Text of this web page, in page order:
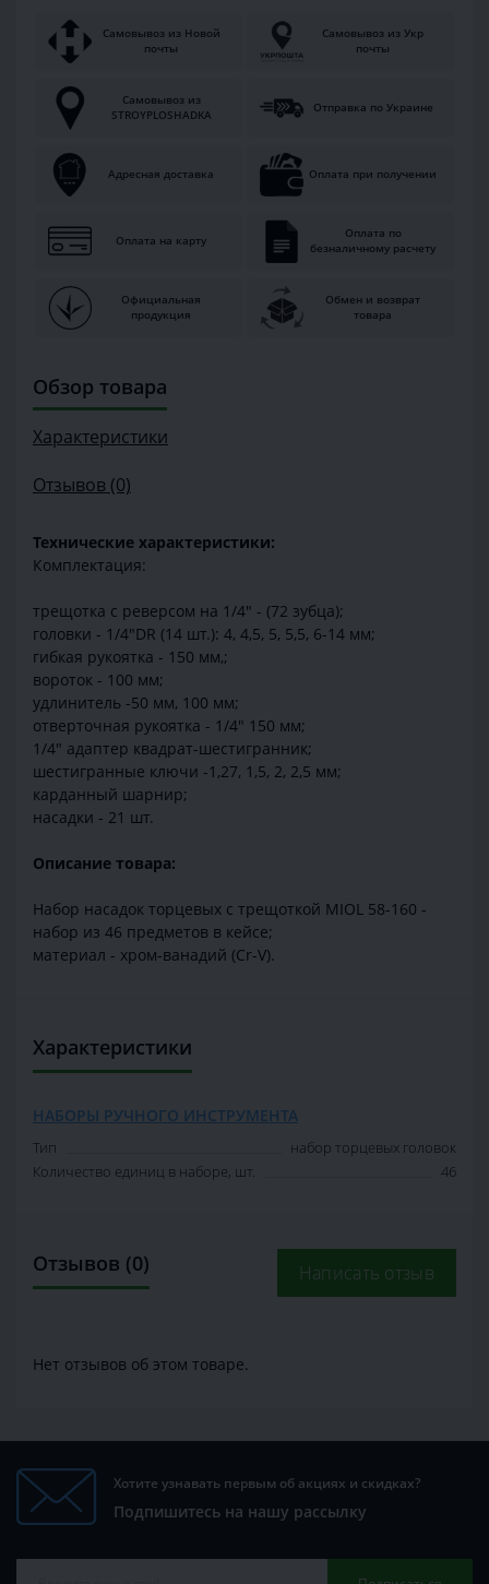
Самовывоз из Новой
почты
Самовывоз из Укр
почты
Самовывоз из
STROYPLOSHADKA
Отправка по Украине
Адресная доставка Оплата при получении
Оплата на карту
Оплата по
безналичному расчету
Официальная
продукция
Обмен и возврат
товара
Обзор товара
Характеристики
Отзывов (0)
Технические характеристики:
Комплектация:
трещотка с реверсом на 1/4" - (72 зубца);
головки - 1/4"DR (14 шт.): 4, 4,5, 5, 5,5, 6-14 мм;
гибкая рукоятка - 150 мм,;
вороток - 100 мм;
удлинитель -50 мм, 100 мм;
отверточная рукоятка - 1/4" 150 мм;
1/4" адаптер квадрат-шестигранник;
шестигранные ключи -1,27, 1,5, 2, 2,5 мм;
карданный шарнир;
насадки - 21 шт.
Описание товара:
Набор насадок торцевых с трещоткой MIOL 58-160 -
набор из 46 предметов в кейсе;
материал - хром-ванадий (Cr-V).
Характеристики
НАБОРЫ РУЧНОГО ИНСТРУМЕНТА
Тип
набор торцевых головок
Количество единиц в наборе, шт.
46
Отзывов (0) Написать отзыв
Нет отзывов об этом товаре.
Хотите узнавать первым об акциях и скидках?
Подпишитесь на нашу рассылку